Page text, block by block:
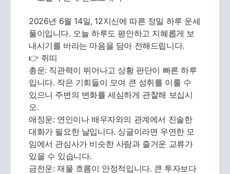
2026년 6월 14일, 12지신에 따른 정밀 하루 운세
풀이입니다. 오늘 하루도 평안하고 지혜롭게 보
내시기를 바라는 마음을 담아 전해드립니다.
👉 쥐띠
총운: 직관력이 뛰어나고 상황 판단이 빠른 하루
입니다. 작은 기회들이 모여 큰 성취를 이룰 수
있으니 주변의 변화를 세심하게 관찰해 보십시
오.
애정운: 연인이나 배우자와의 관계에서 진솔한
대화가 필요한 날입니다. 싱글이라면 우연한 모
임에서 관심사가 비슷한 사람과 즐거운 교류가
있을 수 있습니다.
금전운: 재물 흐름이 안정적입니다. 큰 투자보다